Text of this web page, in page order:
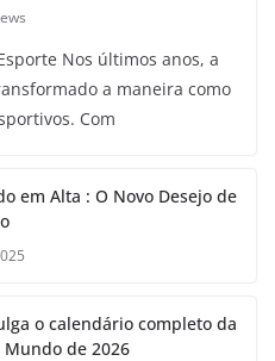
Nos últimos anos, a
a maneira como
Com
em Alta : O Novo Desejo de
o calendário completo da
Mundo de 2026